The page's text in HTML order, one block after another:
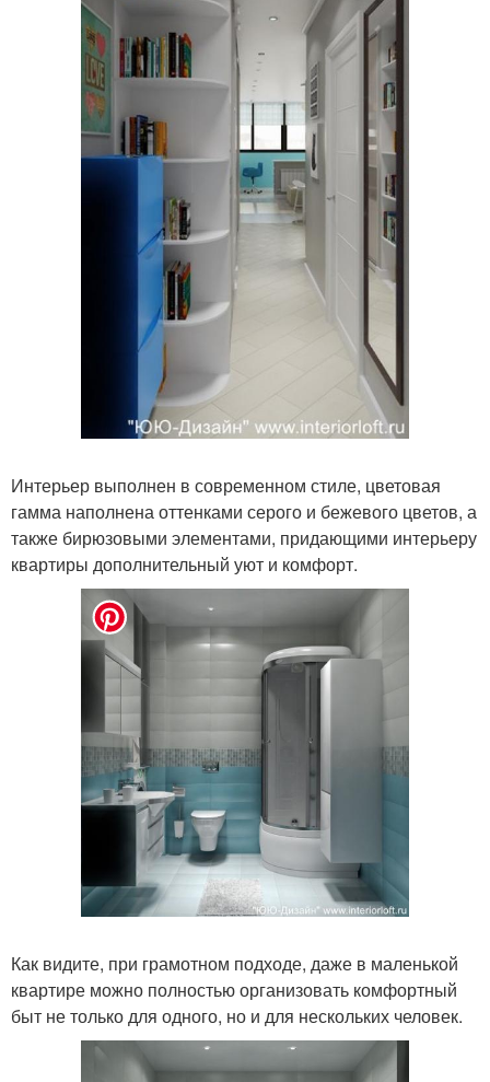
Интерьер выполнен в современном стиле, цветовая
гамма наполнена оттенками серого и бежевого цветов, а
также бирюзовыми элементами, придающими интерьеру
квартиры дополнительный уют и комфорт.
Как видите, при грамотном подходе, даже в маленькой
квартире можно полностью организовать комфортный
быт не только для одного, но и для нескольких человек.